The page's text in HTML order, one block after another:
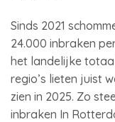
Sinds 2021
24.000 inbraken
het landelijke
regio’s lieten juist
zien in 2025. Zo
inbraken In